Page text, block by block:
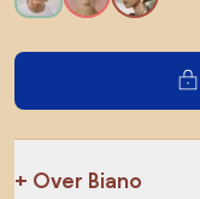
Over Biano